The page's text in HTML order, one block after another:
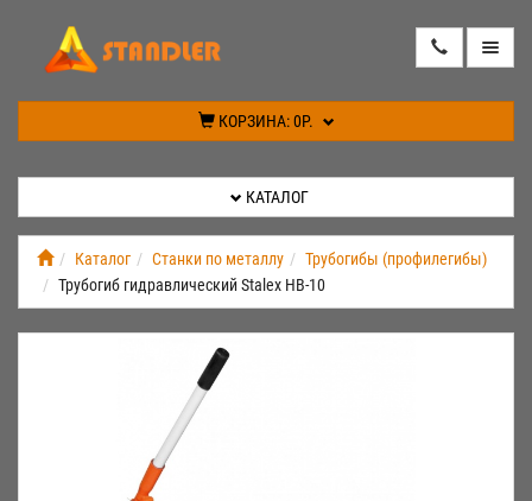
КОРЗИНА:0Р.
СПЕЦПРЕДЛОЖЕНИЕ
КАТАЛОГ
Каталог Станки по металлу
Трубогибы (профилегибы)
Трубогиб гидравлический Stalex HB-10